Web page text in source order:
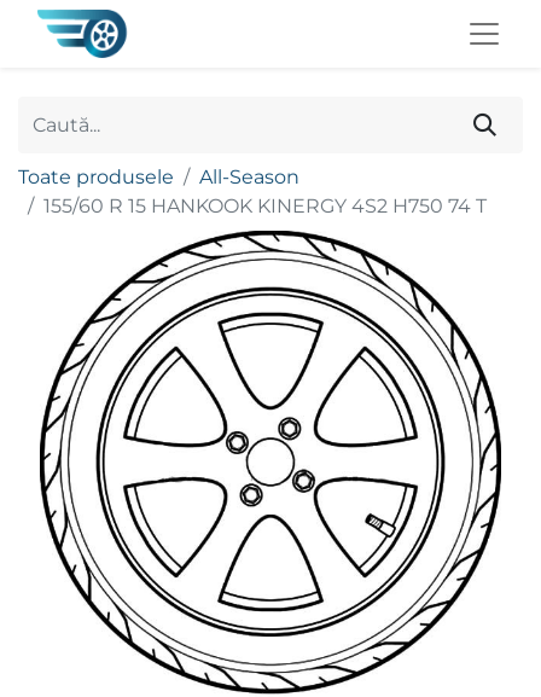
Toate produsele
All-Season
155/60 R 15 HANKOOK KINERGY 4S2 H750 74 T